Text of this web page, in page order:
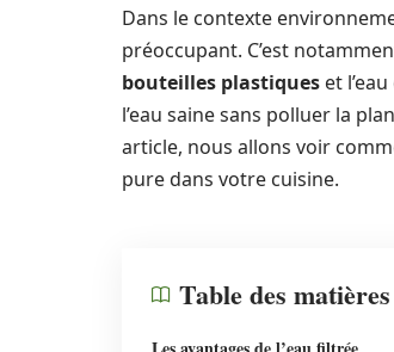
Dans le contexte
préoccupant. C’est
bouteilles plastiques et
l’eau saine sans polluer la
article, nous allons voir
pure dans votre cuisine.
Table des matières